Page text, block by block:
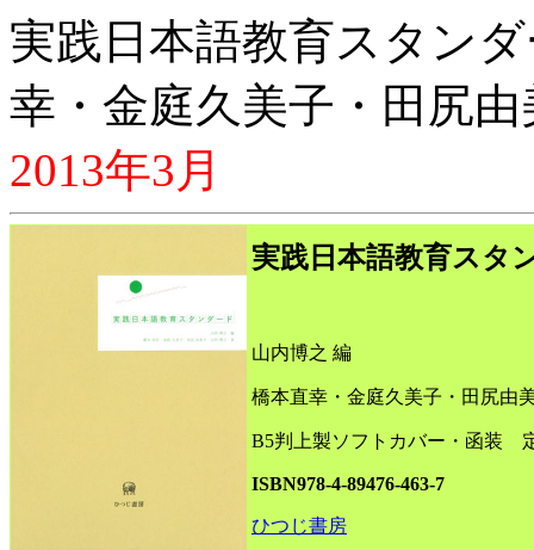
実践日本語教育スタン
幸・金庭久美子・田尻
2013年3月
実践日本語教育スタ
山内博之 編
橋本直幸・金庭久美子・田尻由
B5判上製ソフトカバー・函装
ISBN978-4-89476-463-7
ひつじ書房